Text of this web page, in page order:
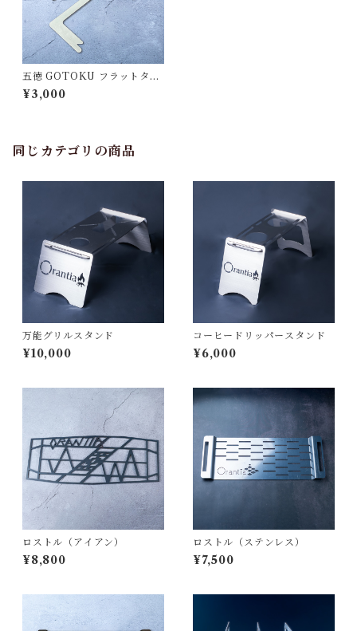
五徳 GOTOKU フラットタイ
プ（3個1セット）塗装なし
¥3,000
同じカテゴリの商品
万能グリルスタンド
¥10,000
コーヒードリッパースタンド
¥6,000
ロストル（アイアン）
¥8,800
ロストル（ステンレス）
¥7,500